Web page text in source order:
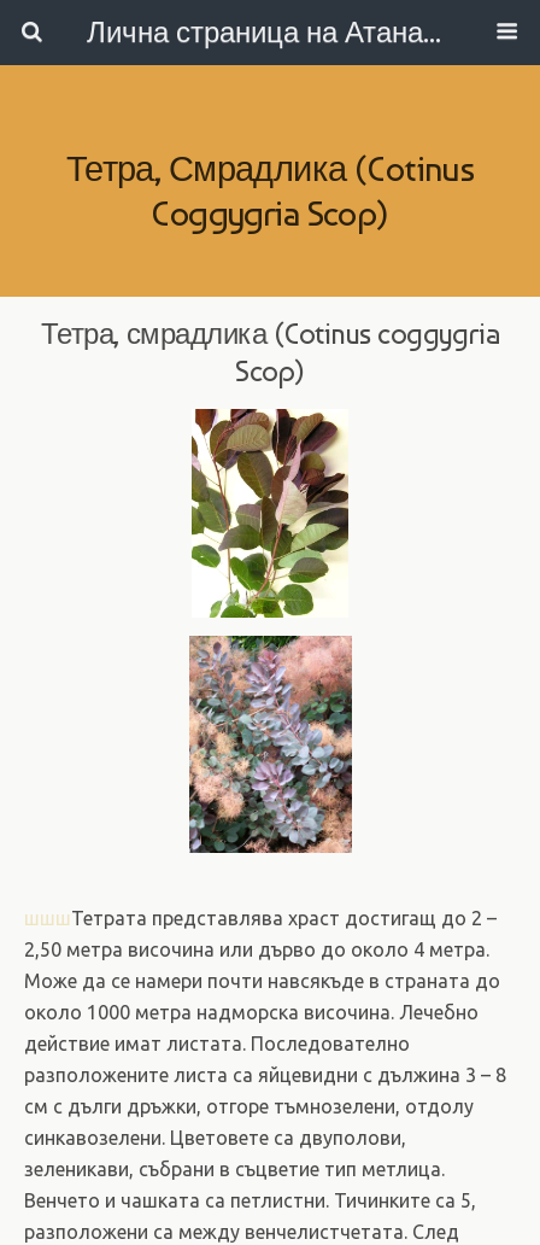
Лична страница на Атанас Коларов
Тетра, Смрадлика (Cotinus
Coggygria Scop)
Тетра, смрадлика (Cotinus coggygria
Scop)
шшшТетрата представлява храст достигащ до 2 –
2,50 метра височина или дърво до около 4 метра.
Може да се намери почти навсякъде в страната до
около 1000 метра надморска височина. Лечебно
действие имат листата. Последователно
разположените листа са яйцевидни с дължина 3 – 8
см с дълги дръжки, отгоре тъмнозелени, отдолу
синкавозелени. Цветовете са двуполови,
зеленикави, събрани в съцветие тип метлица.
Венчето и чашката са петлистни. Тичинките са 5,
разположени са между венчелистчетата. След